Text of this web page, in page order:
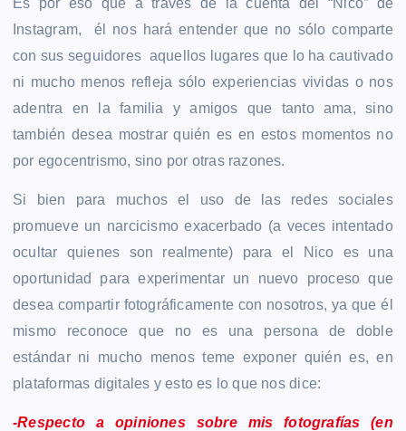
Es por eso que a través de la cuenta del “Nico” de
Instagram, él nos hará entender que no sólo comparte
con sus seguidores aquellos lugares que lo ha cautivado
ni mucho menos refleja sólo experiencias vividas o nos
adentra en la familia y amigos que tanto ama, sino
también desea mostrar quién es en estos momentos no
por egocentrismo, sino por otras razones.
Si bien para muchos el uso de las redes sociales
promueve un narcicismo exacerbado (a veces intentado
ocultar quienes son realmente) para el Nico es una
oportunidad para experimentar un nuevo proceso que
desea compartir fotográficamente con nosotros, ya que él
mismo reconoce que no es una persona de doble
estándar ni mucho menos teme exponer quién es, en
plataformas digitales y esto es lo que nos dice:
-Respecto a opiniones sobre mis fotografías (en